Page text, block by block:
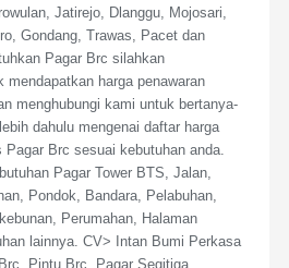
Jatirejo, Dlanggu, Mojosari,
Gondang, Trawas, Pacet dan
Pagar Brc silahkan
mendapatkan harga penawaran
menghubungi kami untuk bertanya-
dahulu mengenai daftar harga
Pagar Brc sesuai kebutuhan anda.
Pagar Tower BTS, Jalan,
Pondok, Bandara, Pelabuhan,
Perumahan, Halaman
lainnya. CV> Intan Bumi Perkasa
Pintu Brc, Pagar Segitiga